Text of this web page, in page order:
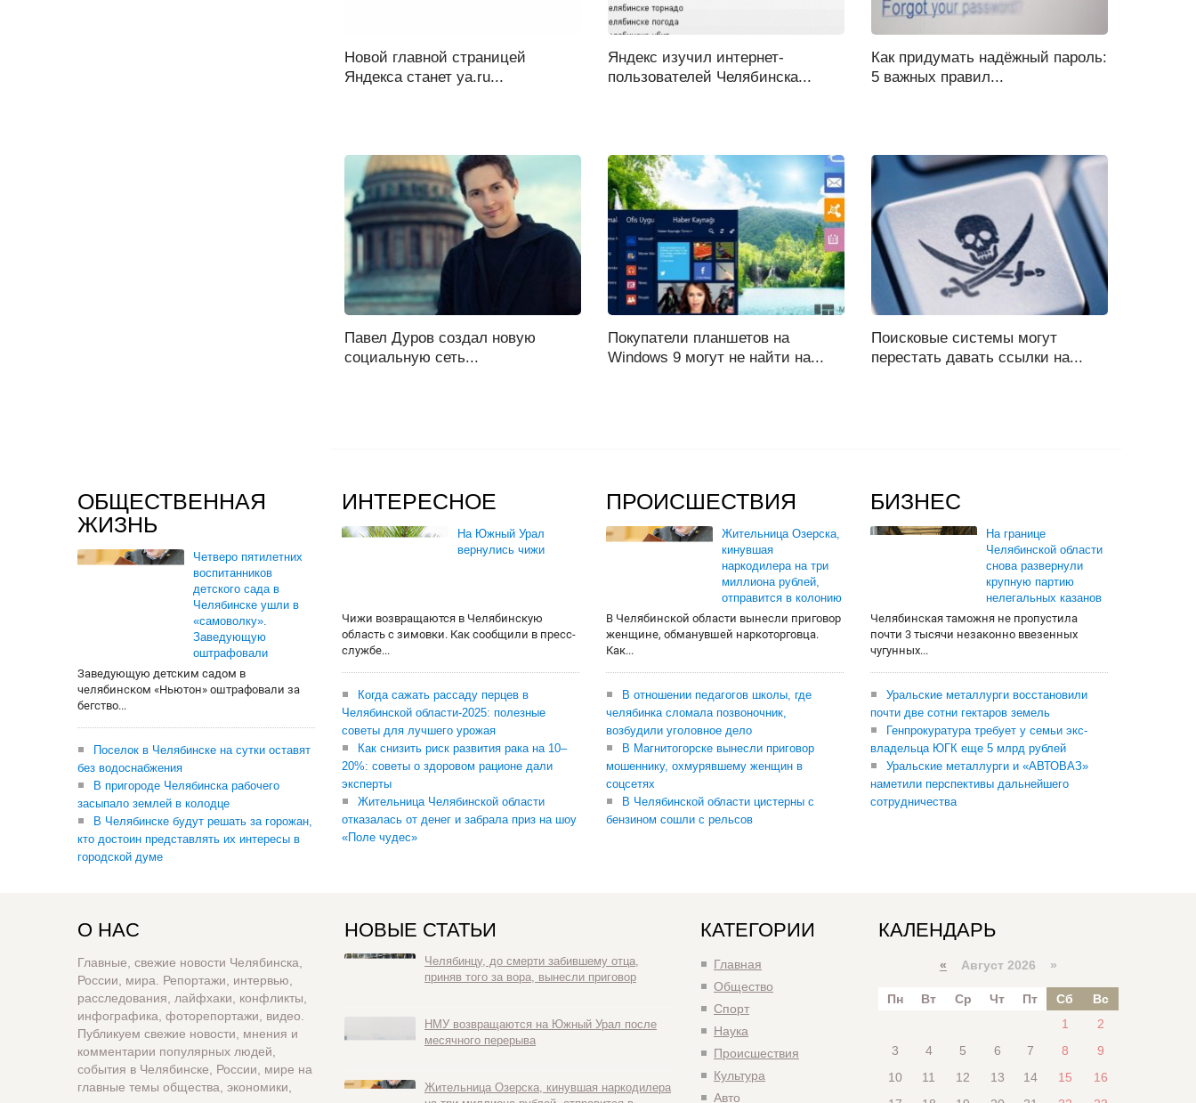
Новой главной страницей
Яндекса станет ya.ru...
Яндекс изучил интернет-
пользователей Челябинска...
Как придумать надёжный пароль:
5 важных правил...
Павел Дуров создал новую
социальную сеть...
Покупатели планшетов на
Windows 9 могут не найти на...
Поисковые системы могут
перестать давать ссылки на...
ОБЩЕСТВЕННАЯ
ЖИЗНЬ
Четверо пятилетних
воспитанников
детского сада в
Челябинске ушли в
«самоволку».
Заведующую
оштрафовали
Заведующую детским садом в
челябинском «Ньютон» оштрафовали за
бегство...
Поселок в Челябинске на сутки оставят
без водоснабжения
В пригороде Челябинска рабочего
засыпало землей в колодце
В Челябинске будут решать за горожан,
кто достоин представлять их интересы в
городской думе
ИНТЕРЕСНОЕ
На Южный Урал
вернулись чижи
Чижи возвращаются в Челябинскую
область с зимовки. Как сообщили в пресс-
службе...
Когда сажать рассаду перцев в
Челябинской области-2025: полезные
советы для лучшего урожая
Как снизить риск развития рака на 10–
20%: советы о здоровом рационе дали
эксперты
Жительница Челябинской области
отказалась от денег и забрала приз на шоу
«Поле чудес»
ПРОИСШЕСТВИЯ
Жительница Озерска,
кинувшая
наркодилера на три
миллиона рублей,
отправится в колонию
В Челябинской области вынесли приговор
женщине, обманувшей наркоторговца.
Как...
В отношении педагогов школы, где
челябинка сломала позвоночник,
возбудили уголовное дело
В Магнитогорске вынесли приговор
мошеннику, охмурявшему женщин в
соцсетях
В Челябинской области цистерны с
бензином сошли с рельсов
БИЗНЕС
На границе
Челябинской области
снова развернули
крупную партию
нелегальных казанов
Челябинская таможня не пропустила
почти 3 тысячи незаконно ввезенных
чугунных...
Уральские металлурги восстановили
почти две сотни гектаров земель
Генпрокуратура требует у семьи экс-
владельца ЮГК еще 5 млрд рублей
Уральские металлурги и «АВТОВАЗ»
наметили перспективы дальнейшего
сотрудничества
О НАС
Главные, свежие новости Челябинска,
России, мира. Репортажи, интервью,
расследования, лайфхаки, конфликты,
инфографика, фоторепортажи, видео.
Публикуем свежие новости, мнения и
комментарии популярных людей,
события в Челябинске, России, мире на
главные темы общества, экономики,
НОВЫЕ СТАТЬИ
Челябинцу, до смерти забившему отца,
приняв того за вора, вынесли приговор
НМУ возвращаются на Южный Урал после
месячного перерыва
Жительница Озерска, кинувшая наркодилера
КАТЕГОРИИ
Главная
Общество
Спорт
Наука
Происшествия
Культура
Авто
КАЛЕНДАРЬ
« Август 2026 »
Пн Вт Ср Чт Пт Сб
Вс
1
2
3
4 5 6 7 8
9
10
11 12 13 14 15
16